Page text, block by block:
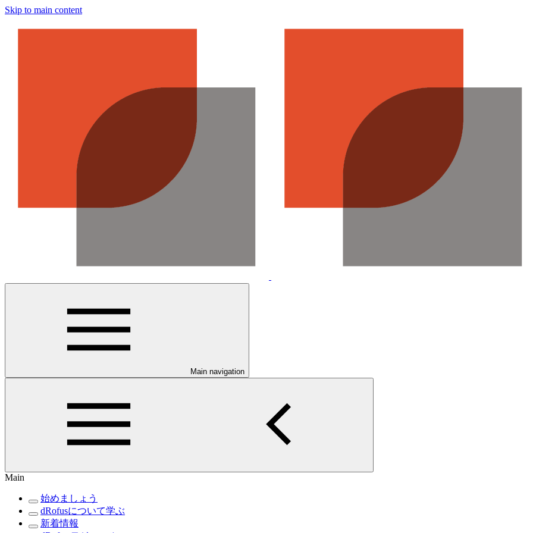
Skip to main content
Main navigation
Main
始めましょう
dRofusについて学ぶ
新着情報